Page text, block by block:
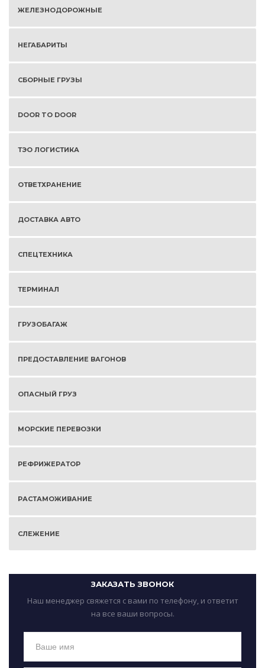
ЖЕЛЕЗНОДОРОЖНЫЕ
НЕГАБАРИТЫ
СБОРНЫЕ ГРУЗЫ
DOOR TO DOOR
ТЭО ЛОГИСТИКА
ОТВЕТХРАНЕНИЕ
ДОСТАВКА АВТО
СПЕЦТЕХНИКА
ТЕРМИНАЛ
ГРУЗОБАГАЖ
ПРЕДОСТАВЛЕНИЕ ВАГОНОВ
ОПАСНЫЙ ГРУЗ
МОРСКИЕ ПЕРЕВОЗКИ
РЕФРИЖЕРАТОР
РАСТАМОЖИВАНИЕ
СЛЕЖЕНИЕ
ЗАКАЗАТЬ ЗВОНОК
Наш менеджер свяжется с вами по телефону, и ответит
на все ваши вопросы.